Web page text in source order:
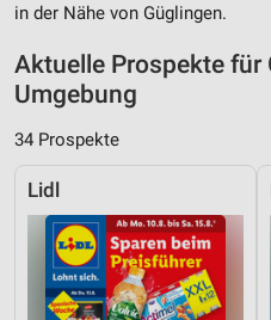
in der Nähe von Güglingen.
Aktuelle Prospekte für
Umgebung
34 Prospekte
Lidl